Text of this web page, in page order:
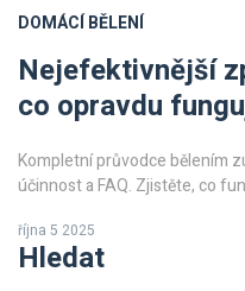
DOMÁCÍ BĚLENÍ
Nejefektivnější
co opravdu
Kompletní průvodce bělením
účinnost a FAQ. Zjistěte, co
října 5 2025
Hledat